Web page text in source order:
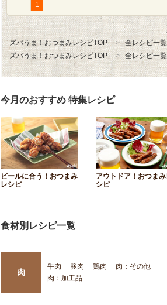
1
ズバうま！おつまみレシピTOP 全レシピ一覧
ズバうま！おつまみレシピTOP
全レシピ一覧
今月のおすすめ 特集レシピ
ビールに合う！おつまみ
レシピ
アウトドア！おつまみ
シピ
食材別レシピ一覧
肉
牛肉 豚肉 鶏肉
肉：その他
肉：加工品